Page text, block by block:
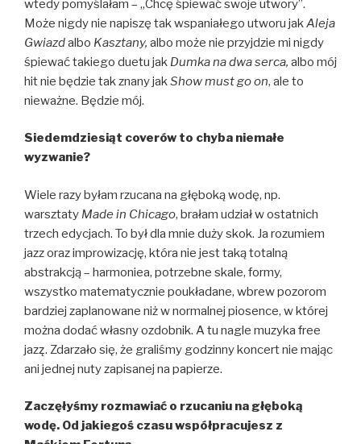
wtedy pomyślałam – „Chcę śpiewać swoje utwory”.
Może nigdy nie napiszę tak wspaniałego utworu jak Aleja
Gwiazdalbo Kasztany, albo może nie przyjdzie mi nigdy
śpiewać takiego duetu jak Dumka na dwa serca, albo mój
hit nie będzie tak znany jak Show must go on, ale to
nieważne. Będzie mój.
Siedemdziesiąt coverów to chyba niemałe
wyzwanie?
Wiele razy byłam rzucana na głęboką wodę, np.
warsztaty Made in Chicago, brałam udział w ostatnich
trzech edycjach. To był dla mnie duży skok. Ja rozumiem
jazz oraz improwizację, która nie jest taką totalną
abstrakcją – harmoniea, potrzebne skale, formy,
wszystko matematycznie poukładane, wbrew pozorom
bardziej zaplanowane niż w normalnej piosence, w której
można dodać własny ozdobnik. A tu nagle muzyka free
jazz̨. Zdarzało się, że graliśmy godzinny koncert nie mając
ani jednej nuty zapisanej na papierze.
Zaczęłyśmy rozmawiać o rzucaniu na głęboką
wodę. Od jakiegoś czasu współpracujesz z